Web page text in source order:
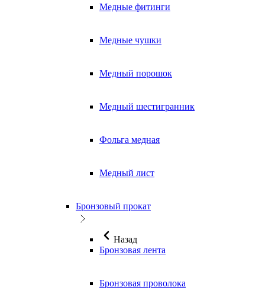
Медные фитинги
Медные чушки
Медный порошок
Медный шестигранник
Фольга медная
Медный лист
Бронзовый прокат
Назад
Бронзовая лента
Бронзовая проволока